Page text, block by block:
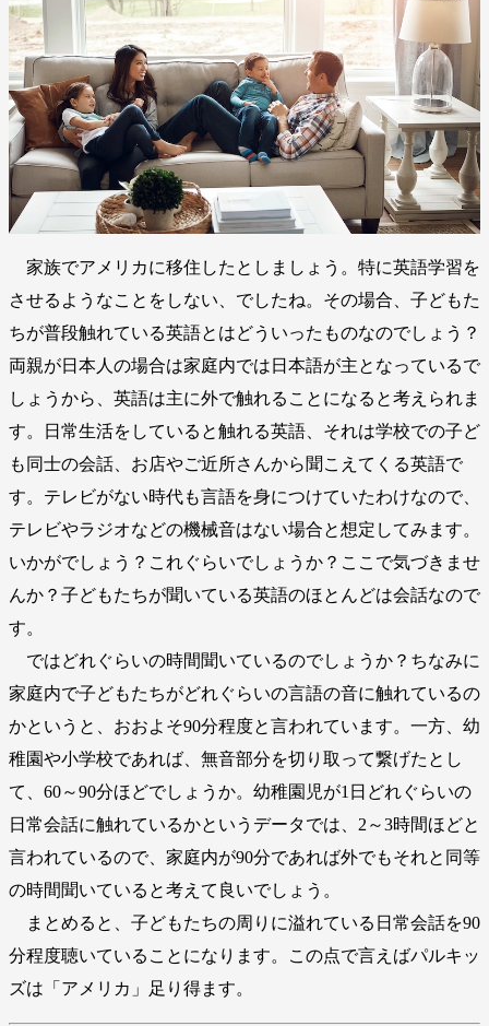
家族でアメリカに移住したとしましょう。特に英語学習を
させるようなことをしない、でしたね。その場合、子どもた
ちが普段触れている英語とはどういったものなのでしょう？
両親が日本人の場合は家庭内では日本語が主となっているで
しょうから、英語は主に外で触れることになると考えられま
す。日常生活をしていると触れる英語、それは学校での子ど
も同士の会話、お店やご近所さんから聞こえてくる英語で
す。テレビがない時代も言語を身につけていたわけなので、
テレビやラジオなどの機械音はない場合と想定してみます。
いかがでしょう？これぐらいでしょうか？ここで気づきませ
んか？子どもたちが聞いている英語のほとんどは会話なので
す。
ではどれぐらいの時間聞いているのでしょうか？ちなみに
家庭内で子どもたちがどれぐらいの言語の音に触れているの
かというと、おおよそ90分程度と言われています。一方、幼
稚園や小学校であれば、無音部分を切り取って繋げたとし
て、60～90分ほどでしょうか。幼稚園児が1日どれぐらいの
日常会話に触れているかというデータでは、2～3時間ほどと
言われているので、家庭内が90分であれば外でもそれと同等
の時間聞いていると考えて良いでしょう。
まとめると、子どもたちの周りに溢れている日常会話を90
分程度聴いていることになります。この点で言えばパルキッ
ズは「アメリカ」足り得ます。